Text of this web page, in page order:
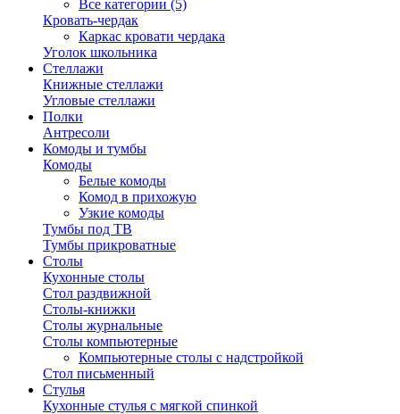
Все категории (5)
Кровать-чердак
Каркас кровати чердака
Уголок школьника
Стеллажи
Книжные стеллажи
Угловые стеллажи
Полки
Антресоли
Комоды и тумбы
Комоды
Белые комоды
Комод в прихожую
Узкие комоды
Тумбы под ТВ
Тумбы прикроватные
Столы
Кухонные столы
Стол раздвижной
Столы-книжки
Столы журнальные
Столы компьютерные
Компьютерные столы с надстройкой
Стол письменный
Стулья
Кухонные стулья с мягкой спинкой